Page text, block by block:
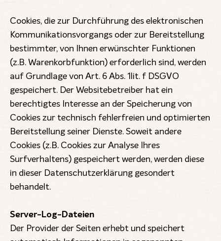
Cookies, die zur Durchführung des elektronischen
Kommunikationsvorgangs oder zur Bereitstellung
bestimmter, von Ihnen erwünschter Funktionen
(z.B. Warenkorbfunktion) erforderlich sind, werden
auf Grundlage von Art. 6 Abs. 1lit. f DSGVO
gespeichert. Der Websitebetreiber hat ein
berechtigtes Interesse an der Speicherung von
Cookies zur technisch fehlerfreien und optimierten
Bereitstellung seiner Dienste. Soweit andere
Cookies (z.B. Cookies zur Analyse Ihres
Surfverhaltens) gespeichert werden, werden diese
in dieser Datenschutzerklärung gesondert
behandelt.
Server-Log-Dateien
Der Provider der Seiten erhebt und speichert